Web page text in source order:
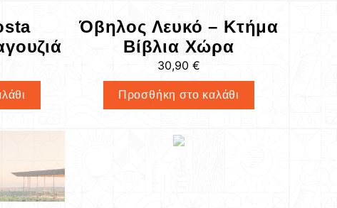
Όβηλος Λευκό – Κτήμα
Βίβλια Χώρα
30,90 €
Προσθήκη στο καλάθι